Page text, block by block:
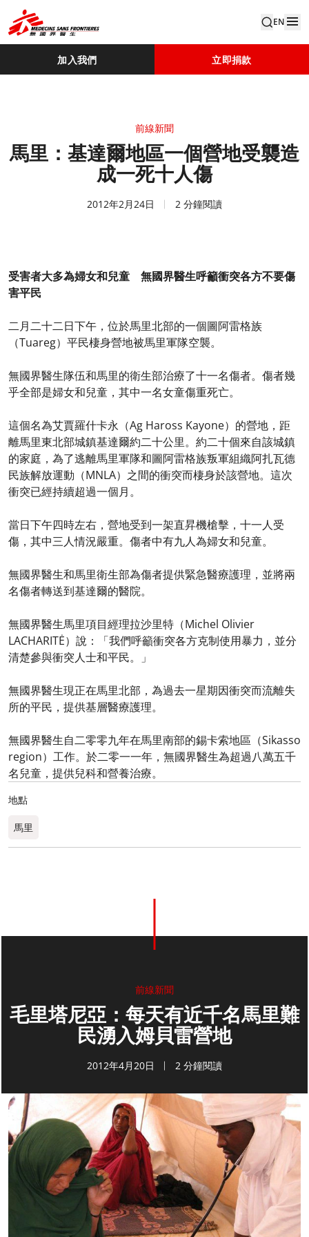
EN
加入我們 立即捐款
前線新聞
馬里：基達爾地區一個營地受襲造
成一死十人傷
2012年2月24日 2 分鐘閱讀
受害者大多為婦女和兒童 無國界醫生呼籲衝突各方不要傷
害平民
二月二十二日下午，位於馬里北部的一個圖阿雷格族
（Tuareg）平民棲身營地被馬里軍隊空襲。
無國界醫生隊伍和馬里的衛生部治療了十一名傷者。傷者幾
乎全部是婦女和兒童，其中一名女童傷重死亡。
這個名為艾賈羅什卡永（Ag Haross Kayone）的營地，距
離馬里東北部城鎮基達爾約二十公里。約二十個來自該城鎮
的家庭，為了逃離馬里軍隊和圖阿雷格族叛軍組織阿扎瓦德
民族解放運動（MNLA）之間的衝突而棲身於該營地。這次
衝突已經持續超過一個月。
當日下午四時左右，營地受到一架直昇機槍擊，十一人受
傷，其中三人情況嚴重。傷者中有九人為婦女和兒童。
無國界醫生和馬里衛生部為傷者提供緊急醫療護理，並將兩
名傷者轉送到基達爾的醫院。
無國界醫生馬里項目經理拉沙里特（Michel Olivier
LACHARITĖ）說：「我們呼籲衝突各方克制使用暴力，並分
清楚參與衝突人士和平民。」
無國界醫生現正在馬里北部，為過去一星期因衝突而流離失
所的平民，提供基層醫療護理。
無國界醫生自二零零九年在馬里南部的錫卡索地區（Sikasso
region）工作。於二零一一年，無國界醫生為超過八萬五千
名兒童，提供兒科和營養治療。
地點
馬里
前線新聞
毛里塔尼亞：每天有近千名馬里難
民湧入姆貝雷營地
2012年4月20日 2 分鐘閱讀